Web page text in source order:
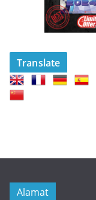
Translate
Alamat